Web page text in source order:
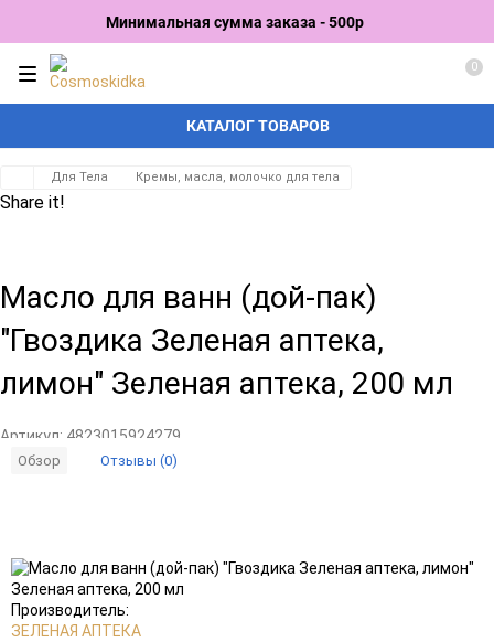
Минимальная сумма заказа - 500р
КАТАЛОГ ТОВАРОВ
0
Для Тела Кремы, масла, молочко для тела
Share it!
Масло для ванн (дой-пак)
"Гвоздика Зеленая аптека,
лимон" Зеленая аптека, 200 мл
Артикул: 4823015924279
Обзор Отзывы (0)
в
избранное
Производитель:
ЗЕЛЕНАЯ АПТЕКА